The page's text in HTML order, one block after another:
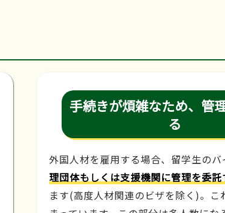
手続きが煩雑なため、管
る
外国人材を雇用する場合、留学生のバ
理団体もしくは支援機関に管理を委
ます(高度人材関連のビザを除く)。こ